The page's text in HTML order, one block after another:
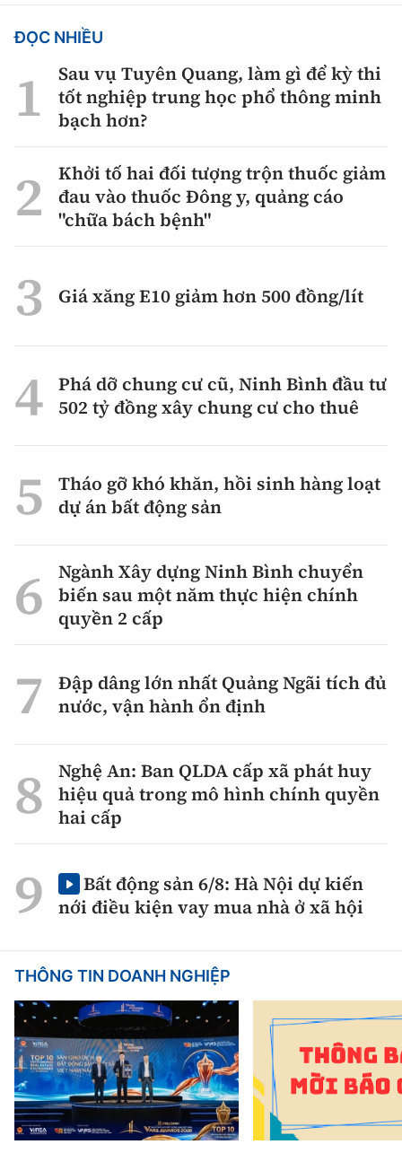
ĐỌC NHIỀU
Sau vụ Tuyên Quang, làm gì để kỳ thi
tốt nghiệp trung học phổ thông minh
bạch hơn?
Khởi tố hai đối tượng trộn thuốc giảm
đau vào thuốc Đông y, quảng cáo
"chữa bách bệnh"
Giá xăng E10 giảm hơn 500 đồng/lít
Phá dỡ chung cư cũ, Ninh Bình đầu tư
502 tỷ đồng xây chung cư cho thuê
Tháo gỡ khó khăn, hồi sinh hàng loạt
dự án bất động sản
Ngành Xây dựng Ninh Bình chuyển
biến sau một năm thực hiện chính
quyền 2 cấp
Đập dâng lớn nhất Quảng Ngãi tích đủ
nước, vận hành ổn định
Nghệ An: Ban QLDA cấp xã phát huy
hiệu quả trong mô hình chính quyền
hai cấp
Bất động sản 6/8: Hà Nội dự kiến
nới điều kiện vay mua nhà ở xã hội
THÔNG TIN DOANH NGHIỆP